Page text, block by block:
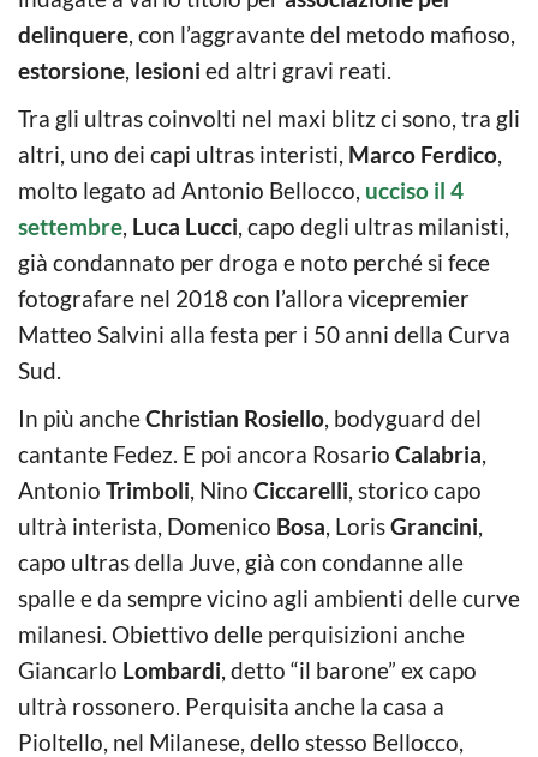
delinquere, con l’aggravante del metodo mafioso,
estorsione, lesioni ed altri gravi reati.
Tra gli ultras coinvolti nel maxi blitz ci sono, tra gli
altri, uno dei capi ultras interisti, Marco Ferdico,
molto legato ad Antonio Bellocco, ucciso il 4
settembre, Luca Lucci, capo degli ultras milanisti,
già condannato per droga e noto perché si fece
fotografare nel 2018 con l’allora vicepremier
Matteo Salvini alla festa per i 50 anni della Curva
Sud.
In più ancheChristian Rosiello, bodyguard del
cantante Fedez. E poi ancora Rosario Calabria,
Antonio Trimboli, Nino Ciccarelli, storico capo
ultrà interista, Domenico Bosa, LorisGrancini,
capo ultras della Juve, già con condanne alle
spalle e da sempre vicino agli ambienti delle curve
milanesi. Obiettivo delle perquisizioni anche
Giancarlo Lombardi, detto “il barone” ex capo
ultrà rossonero. Perquisita anche la casa a
Pioltello, nel Milanese, dello stesso Bellocco,